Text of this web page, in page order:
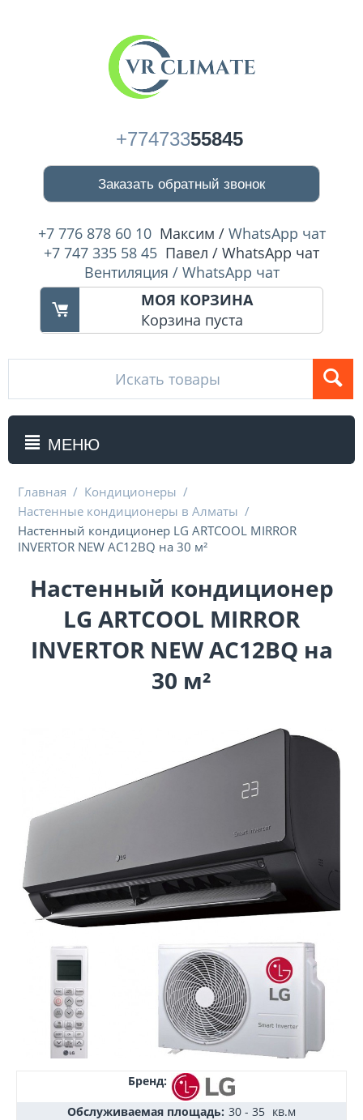
+77473355845
Заказать обратный звонок
+7 776 878 60 10 Максим / WhatsApp чат
+7 747 335 58 45 Павел / WhatsApp чат
Вентиляция / WhatsApp чат
МОЯ КОРЗИНА
Корзина пуста
МЕНЮ
Главная / Кондиционеры /
Настенные кондиционеры в Алматы /
Настенный кондиционер LG ARTCOOL MIRROR
INVERTOR NEW AC12BQ на 30 м²
Настенный кондиционер
LG ARTCOOL MIRROR
INVERTOR NEW AC12BQ на
30 м²
Бренд:
Обслуживаемая площадь: 30 - 35 кв.м